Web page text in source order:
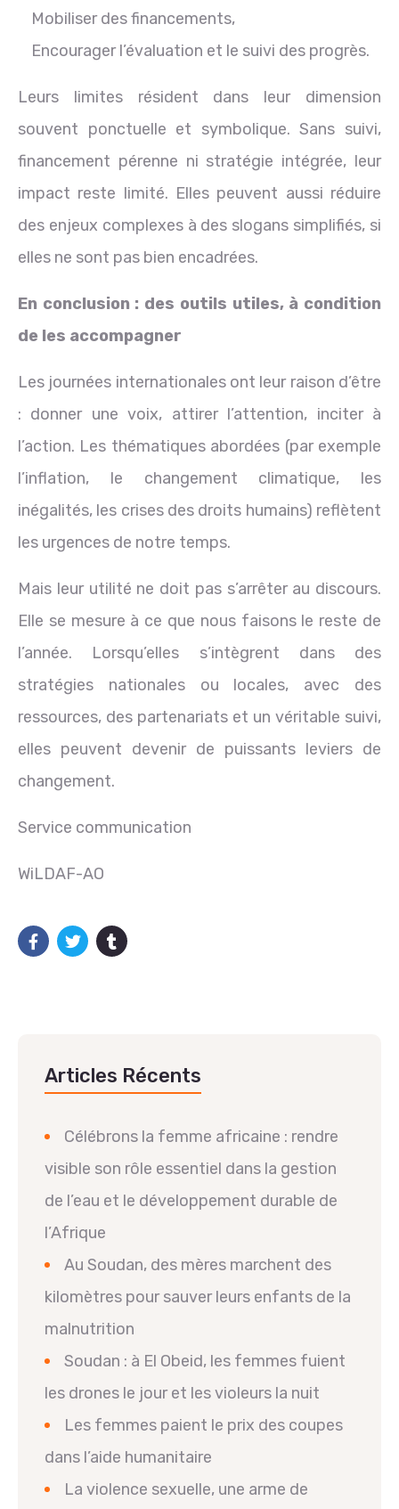
Mobiliser des financements,
Encourager l’évaluation et le suivi des progrès.
Leurs limites résident dans leur dimension
souvent ponctuelle et symbolique. Sans suivi,
financement pérenne ni stratégie intégrée, leur
impact reste limité. Elles peuvent aussi réduire
des enjeux complexes à des slogans simplifiés, si
elles ne sont pas bien encadrées.
En conclusion : des outils utiles, à condition
de les accompagner
Les journées internationales ont leur raison d’être
: donner une voix, attirer l’attention, inciter à
l’action. Les thématiques abordées (par exemple
l’inflation, le changement climatique, les
inégalités, les crises des droits humains) reflètent
les urgences de notre temps.
Mais leur utilité ne doit pas s’arrêter au discours.
Elle se mesure à ce que nous faisons le reste de
l’année. Lorsqu’elles s’intègrent dans des
stratégies nationales ou locales, avec des
ressources, des partenariats et un véritable suivi,
elles peuvent devenir de puissants leviers de
changement.
Service communication
WiLDAF-AO
Articles Récents
Célébrons la femme africaine : rendre
visible son rôle essentiel dans la gestion
de l’eau et le développement durable de
l’Afrique
Au Soudan, des mères marchent des
kilomètres pour sauver leurs enfants de la
malnutrition
Soudan : à El Obeid, les femmes fuient
les drones le jour et les violeurs la nuit
Les femmes paient le prix des coupes
dans l’aide humanitaire
La violence sexuelle, une arme de